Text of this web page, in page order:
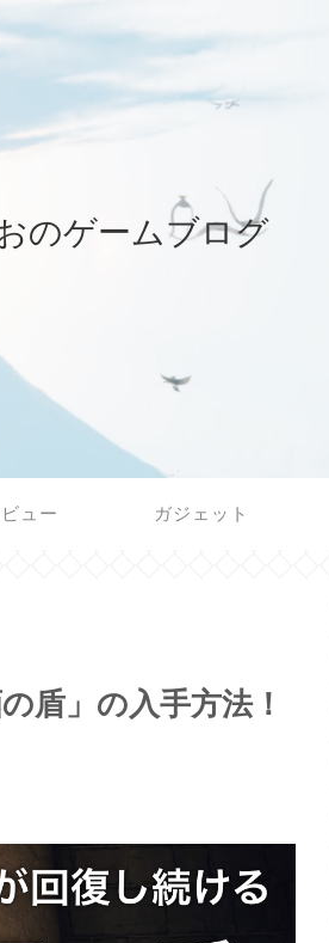
のゲームブログ
ュー ガジェット
盾」の入手方法！